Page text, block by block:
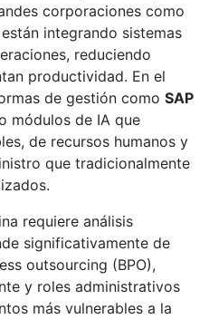
corporaciones como
integrando sistemas
reduciendo
productividad. En el
de gestión como SAP
módulos de IA que
de recursos humanos y
que tradicionalmente
requiere análisis
significativamente de
outsourcing (BPO),
y roles administrativos
más vulnerables a la